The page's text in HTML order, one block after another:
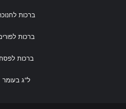
ברכות
ברכות
ברכות לפסח
ל"ג בעומר